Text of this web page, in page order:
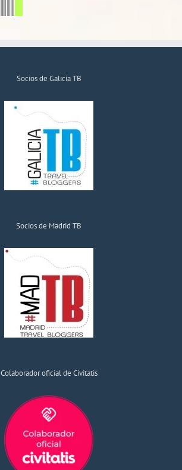
Socios de Galicia TB
Socios de Madrid TB
Colaborador oficial de Civitatis